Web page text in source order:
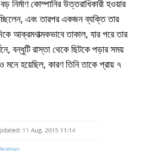
কোম্পানির উত্তরাধিকারী হওয়ার
এবং তারপর একজন ব্যক্তি তার
আক্রমণাত্মকভাবে তাকাল, যার পরে তার
বন্ধুটি রাস্তা থেকে ছিটকে পড়ার সময়
মনে হয়েছিল, কারণ তিনি তাকে প্রায় ৭